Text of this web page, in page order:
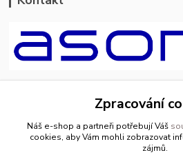
+420 799 500 769
pracovní dny 8-11hod.,13-15hod.
Zpracování
Náš e-shop a partneři potřebují Váš
cookies, aby Vám mohli zobrazovat
zájmů.